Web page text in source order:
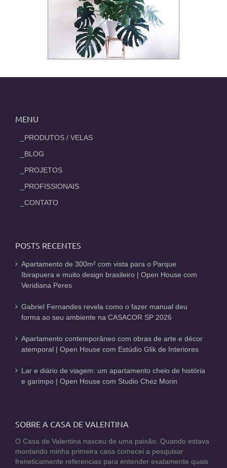
MENU
_PRODUTOS / VELAS
_BLOG
_PROJETOS
_PROFISSIONAIS
_CONTATO
POSTS RECENTES
Apartamento de 300m² com vista para o Parque
Ibirapuera e muito design brasileiro | Open House com
Veridiana Peres
Gabriel Fernandes revela como o fazer manual deu
forma ao seu ambiente na CASACOR SP 2026
Apartamento contemporâneo com obras de arte e décor
atemporal | Open House com Estúdio Glik de Interiores
Lar e diário de viagem: um apartamento cheio de história
e garimpo | Open House com Studio Chez Morin
SOBRE A CASA DE VALENTINA
O Casa de Valentina nasceu de uma paixão. Quando estava
montando minha primeira casa comecei a pesquisar
freneticamente referencias para entender exatamente quais